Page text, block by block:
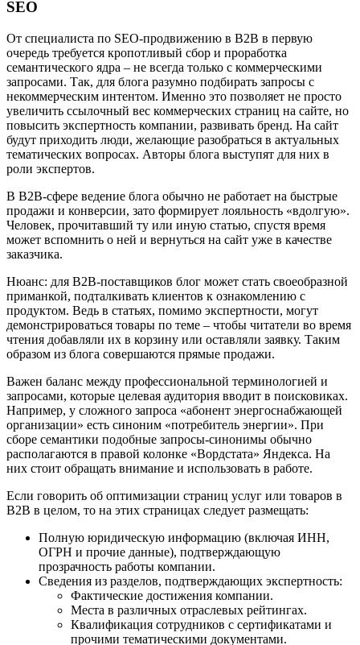
SEO
От специалиста по SEO-продвижению в B2B в первую
очередь требуется кропотливый сбор и проработка
семантического ядра – не всегда только с коммерческими
запросами. Так, для блога разумно подбирать запросы с
некоммерческим интентом. Именно это позволяет не просто
увеличить ссылочный вес коммерческих страниц на сайте, но
повысить экспертность компании, развивать бренд. На сайт
будут приходить люди, желающие разобраться в актуальных
тематических вопросах. Авторы блога выступят для них в
роли экспертов.
В B2B-сфере ведение блога обычно не работает на быстрые
продажи и конверсии, зато формирует лояльность «вдолгую».
Человек, прочитавший ту или иную статью, спустя время
может вспомнить о ней и вернуться на сайт уже в качестве
заказчика.
Нюанс: для B2B-поставщиков блог может стать своеобразной
приманкой, подталкивать клиентов к ознакомлению с
продуктом. Ведь в статьях, помимо экспертности, могут
демонстрироваться товары по теме – чтобы читатели во время
чтения добавляли их в корзину или оставляли заявку. Таким
образом из блога совершаются прямые продажи.
Важен баланс между профессиональной терминологией и
запросами, которые целевая аудитория вводит в поисковиках.
Например, у сложного запроса «абонент энергоснабжающей
организации» есть синоним «потребитель энергии». При
сборе семантики подобные запросы-синонимы обычно
располагаются в правой колонке «Вордстата» Яндекса. На
них стоит обращать внимание и использовать в работе.
Если говорить об оптимизации страниц услуг или товаров в
B2B в целом, то на этих страницах следует размещать:
Полную юридическую информацию (включая ИНН,
ОГРН и прочие данные), подтверждающую
прозрачность работы компании.
Сведения из разделов, подтверждающих экспертность:
Фактические достижения компании.
Места в различных отраслевых рейтингах.
Квалификация сотрудников с сертификатами и
прочими тематическими документами.